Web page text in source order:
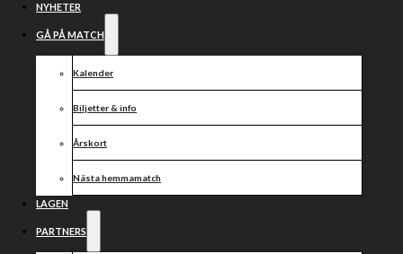
NYHETER
GÅ PÅ MATCH
Kalender
Biljetter & info
Årskort
Nästa hemmamatch
LAGEN
PARTNERS
Två matcher i